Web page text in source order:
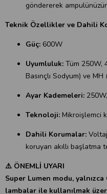
göndererek
Teknik Özellikler ve Dahili
Güç: 600W
Uyumluluk: Tüm 250W,
Basınçlı Sodyum) ve
Ayar Kademeleri:
Teknoloji: Mikroişlemci
Dahili Korumalar:
koruyan akıllı başlatma
⚠️ ÖNEMLİ UYARI
Super Lumen modu,
lambalar ile kullanılmak